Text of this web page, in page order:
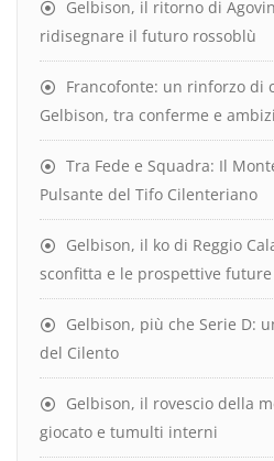
Gelbison, il ritorno di
ridisegnare il futuro rossoblù
Francofonte: un rinforzo di
Gelbison, tra conferme e
Tra Fede e Squadra: Il
Pulsante del Tifo Cilenteriano
Gelbison, il ko di Reggio
sconfitta e le prospettive
Gelbison, più che Serie D:
del Cilento
Gelbison, il rovescio della
giocato e tumulti interni